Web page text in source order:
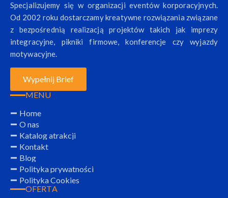
Specjalizujemy się w organizacji eventów korporacyjnych.
Od 2002 roku dostarczamy kreatywne rozwiązania związane
z bezpośrednią realizacją projektów takich jak imprezy
integracyjne, pikniki firmowe, konferencje czy wyjazdy
motywacyjne.
Wypełnij Brief
MENU
Home
O nas
Katalog atrakcji
Kontakt
Blog
Polityka prywatności
Polityka Cookies
OFERTA